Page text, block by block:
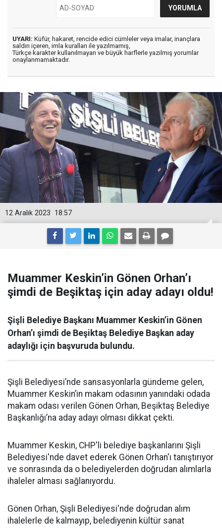
UYARI: Küfür, hakaret, rencide edici cümleler veya imalar, inançlara
saldırı içeren, imla kuralları ile yazılmamış,
Türkçe karakter kullanılmayan ve büyük harflerle yazılmış yorumlar
onaylanmamaktadır.
18:57
12 Aralık 2023
Muammer Keskin’in Gönen Orhan’ı
şimdi de Beşiktaş için aday adayı oldu!
Şişli Belediye Başkanı Muammer Keskin’in Gönen
Orhan’ı şimdi de Beşiktaş Belediye Başkan aday
adaylığı için başvuruda bulundu.
Şişli Belediyesi’nde sansasyonlarla gündeme gelen,
Muammer Keskin’in makam odasının yanındaki odada
makam odası verilen Gönen Orhan, Beşiktaş Belediye
Başkanlığı’na aday adayı olması dikkat çekti.
Muammer Keskin, CHP'li belediye başkanlarını Şişli
Belediyesi'nde davet ederek Gönen Orhan'ı tanıştırıyor
ve sonrasında da o belediyelerden doğrudan alımlarla
ihaleler alması sağlanıyordu.
Gönen Orhan, Şişli Belediyesi'nde doğrudan alım
ihalelerle de kalmayıp, belediyenin kültür sanat